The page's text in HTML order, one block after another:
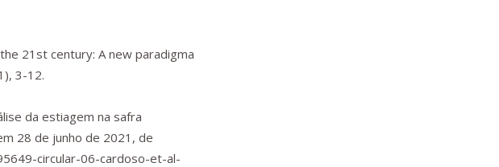
21st century: A new paradigma
3-12.
da estiagem na safra
28 de junho de 2021, de
circular-06-cardoso-et-al-